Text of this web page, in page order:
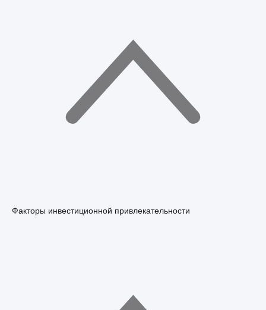
Факторы инвестиционной привлекательности